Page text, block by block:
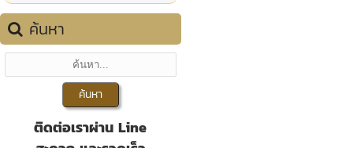
ค้นหา
ติดต่อเราผ่าน Line